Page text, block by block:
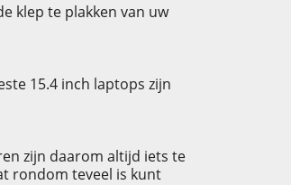
klep te plakken van uw
15.4 inch laptops zijn
zijn daarom altijd iets te
rondom teveel is kunt